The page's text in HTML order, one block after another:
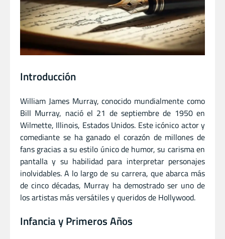
Introducción
William James Murray, conocido mundialmente como
Bill Murray, nació el 21 de septiembre de 1950 en
Wilmette, Illinois, Estados Unidos. Este icónico actor y
comediante se ha ganado el corazón de millones de
fans gracias a su estilo único de humor, su carisma en
pantalla y su habilidad para interpretar personajes
inolvidables. A lo largo de su carrera, que abarca más
de cinco décadas, Murray ha demostrado ser uno de
los artistas más versátiles y queridos de Hollywood.
Infancia y Primeros Años